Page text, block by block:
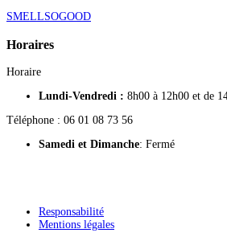
SMELLSOGOOD
Horaires
Horaire
Lundi-Vendredi : 8h00 à 12h00 et de
Téléphone : 06 01 08 73 56
Samedi et Dimanche: Fermé
Responsabilité
Mentions légales